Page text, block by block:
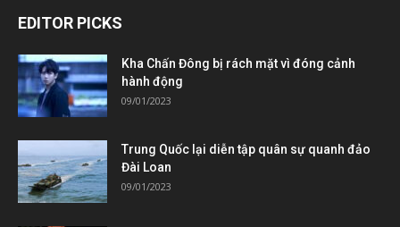
EDITOR PICKS
Kha Chấn Đông bị rách mặt vì đóng cảnh
hành động
09/01/2023
Trung Quốc lại diễn tập quân sự quanh đảo
Đài Loan
09/01/2023